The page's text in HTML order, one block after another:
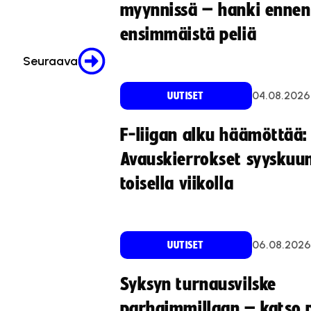
Seuraava
myynnissä – hanki ennen
ensimmäistä peliä
UUTISET 04.08.2026
F-liigan alku häämöttää:
Avauskierrokset
toisella viikolla
UUTISET 06.08.2026
Syksyn turnausvilske